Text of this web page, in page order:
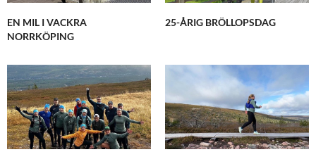
EN MIL I VACKRA
NORRKÖPING
25-ÅRIG BRÖLLOPSDAG